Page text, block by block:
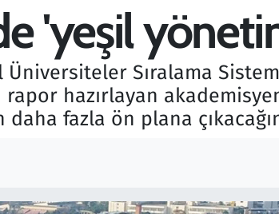
'yeşil
Üniversiteler Sıralama
hazırlayan
daha fazla ön plana